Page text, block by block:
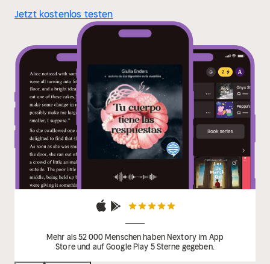
Jetzt kostenlos testen
Mehr als 52 000 Menschen haben Nextory im App
Store und auf Google Play 5 Sterne gegeben.